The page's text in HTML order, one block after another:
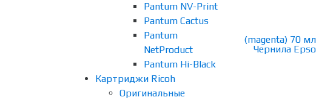
Pantum NV-Print
Pantum Cactus
Pantum
NetProduct
Pantum Hi-Black
Картриджи Ricoh
Оригинальные